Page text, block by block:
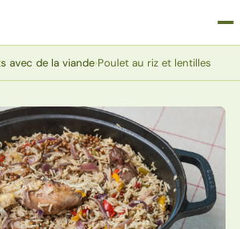
avec de la viande›Poulet au riz et lentilles